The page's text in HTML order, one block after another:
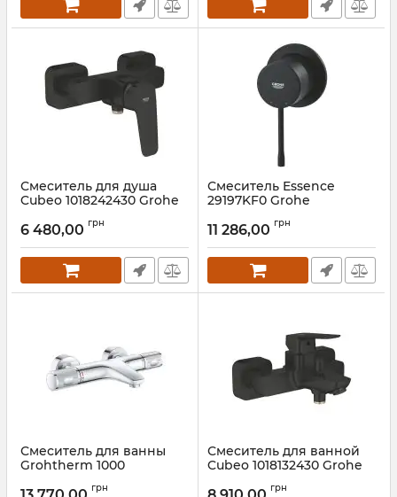
Смеситель для душа
Cubeo 1018242430 Grohe
6 480,00 грн
Смеситель Essence
29197KF0 Grohe
11 286,00 грн
Смеситель для ванны
Grohtherm 1000
Grohe
грн
Смеситель для ванной
Cubeo 1018132430 Grohe
грн